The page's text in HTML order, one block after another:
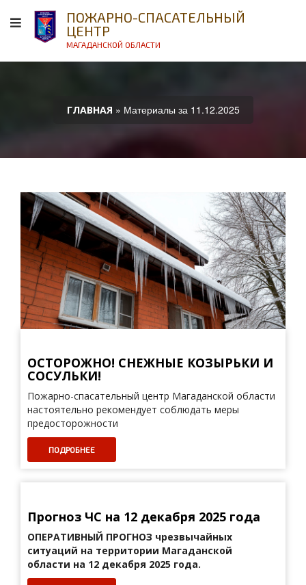
ПОЖАРНО-СПАСАТЕЛЬНЫЙ
ЦЕНТР
МАГАДАНСКОЙ ОБЛАСТИ
ГЛАВНАЯ » Материалы за 11.12.2025
ОСТОРОЖНО! СНЕЖНЫЕ КОЗЫРЬКИ И
СОСУЛЬКИ!
Пожарно-спасательный центр Магаданской области
настоятельно рекомендует соблюдать меры
предосторожности
ПОДРОБНЕЕ
Прогноз ЧС на 12 декабря 2025 года
ОПЕРАТИВНЫЙ ПРОГНОЗ чрезвычайных
ситуаций на территории Магаданской
области на 12 декабря 2025 года.